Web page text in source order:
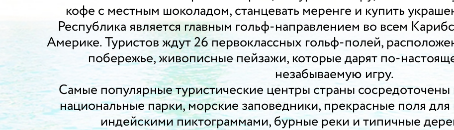
кофе с местным шоколадом, станцевать меренге и купить
Республика является главным гольф-направлением во всем
Америке. Туристов ждут 26 первоклассных гольф-полей,
побережье, живописные пейзажи, которые дарят по-
незабываемую игру.
Самые популярные туристические центры страны
национальные парки, морские заповедники, прекрасные поля
индейскими пиктограммами, бурные реки и типичные